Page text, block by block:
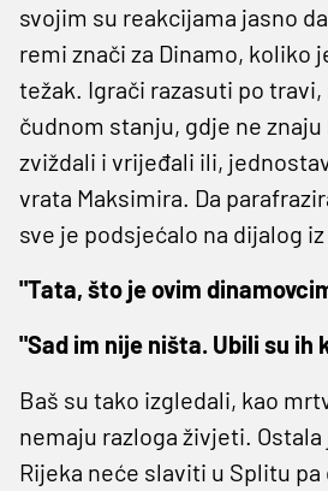
svojim su reakcijama jasno
remi znači za Dinamo, koliko
težak. Igrači razasuti po
čudnom stanju, gdje ne
zviždali i vrijeđali ili,
vrata Maksimira. Da
sve je podsjećalo na dijalog
"Tata, što je ovim
"Sad im nije ništa. Ubili su ih
Baš su tako izgledali, kao
nemaju razloga živjeti. Ostala
Rijeka neće slaviti u Splitu pa